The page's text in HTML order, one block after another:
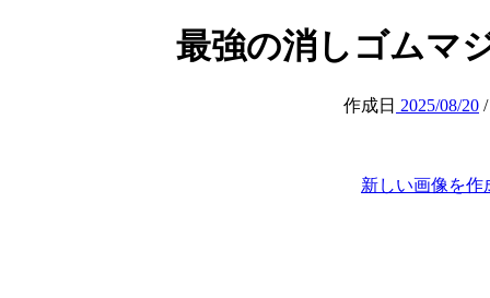
最強の消しゴムマ
作成日 2025/08/20
新しい画像を作